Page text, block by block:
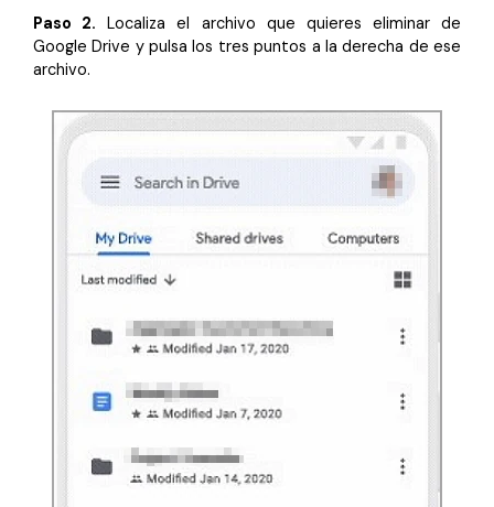
Paso 2.
Localiza el archivo que quieres eliminar de
Google Drive y pulsa los tres puntos a la derecha de ese
archivo.